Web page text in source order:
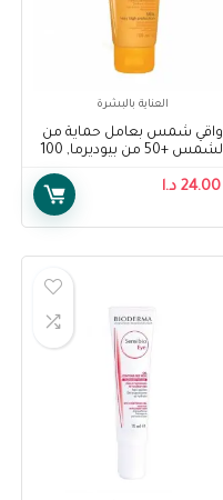
العناية بالبشرة
واقي شمس بعامل حماية من
الشمس +50 من بيوديرما, 100
MAX Milk SPF 50+, 100 ml
24.00 د.ا